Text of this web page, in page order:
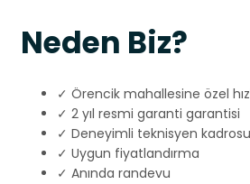
Neden Biz?
✓ Örencik mahallesine özel
✓ 2 yıl resmi garanti garantisi
✓ Deneyimli teknisyen kadrosu
✓ Uygun fiyatlandırma
✓ Anında randevu